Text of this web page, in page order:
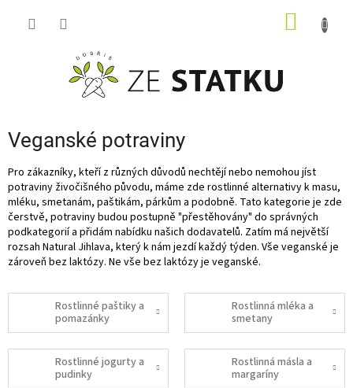
Veganské potraviny
Pro zákazníky, kteří z různých důvodů nechtějí nebo nemohou jíst
potraviny živočišného původu, máme zde rostlinné alternativy k masu,
mléku, smetanám, paštikám, párkům a podobně. Tato kategorie je zde
čerstvě, potraviny budou postupně "přestěhovány" do správných
podkategorií a přidám nabídku našich dodavatelů. Zatím má největší
rozsah Natural Jihlava, který k nám jezdí každý týden. Vše veganské je
zároveň bez laktózy. Ne vše bez laktózy je veganské.
Rostlinné paštiky a
pomazánky
Rostlinná mléka a
smetany
Rostlinné jogurty a
pudinky
Rostlinná másla a
margaríny